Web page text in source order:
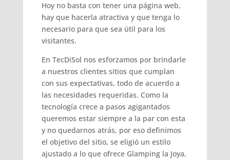
Hoy no basta con tener una página web,
hay que hacerla atractiva y que tenga lo
necesario para que sea útil para los
visitantes.
En TecDiSol nos esforzamos por brindarle
a nuestros clientes sitios que cumplan
con sus expectativas, todo de acuerdo a
las necesidades requeridas. Como la
tecnología crece a pasos agigantados
queremos estar siempre a la par con esta
y no quedarnos atrás, por eso definimos
el objetivo del sitio, se eligió un estilo
ajustado a lo que ofrece Glamping la Joya,